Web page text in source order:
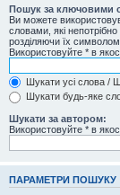
Пошук за ключовими
Ви можете
словами, які
розділяючи їх символом
Використовуйте * в
Шукати усі слова /
Шукати будь-яке
Шукати за автором:
Використовуйте * в
ПАРАМЕТРИ ПОШУКУ